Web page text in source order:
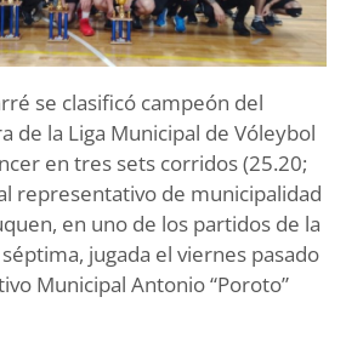
se clasificó campeón del
de la Liga Municipal de Vóleybol
en tres sets corridos (25.20;
representativo de municipalidad
en uno de los partidos de la
jugada el viernes pasado
Municipal Antonio “Poroto”